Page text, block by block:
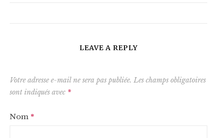
LEAVE A REPLY
Votre adresse e-mail ne sera pas publiée. Les champs obligatoires
sont indiqués avec *
Nom *